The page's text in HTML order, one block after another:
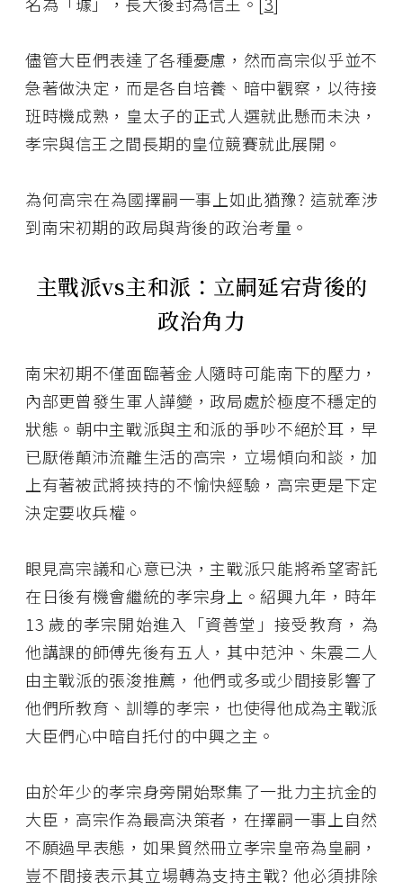
儘管大臣們表達了各種憂慮，然而高宗似乎並不
急著做決定，而是各自培養、暗中觀察，以待接
班時機成熟，皇太子的正式人選就此懸而未決，
孝宗與信王之間長期的皇位競賽就此展開。
為何高宗在為國擇嗣一事上如此猶豫? 這就牽涉
到南宋初期的政局與背後的政治考量。
主戰派vs主和派：立嗣延宕背後的
政治角力
南宋初期不僅面臨著金人隨時可能南下的壓力，
內部更曾發生軍人譁變，政局處於極度不穩定的
狀態。朝中主戰派與主和派的爭吵不絕於耳，早
已厭倦顛沛流離生活的高宗，立場傾向和談，加
上有著被武將挾持的不愉快經驗，高宗更是下定
決定要收兵權。
眼見高宗議和心意已決，主戰派只能將希望寄託
在日後有機會繼統的孝宗身上。紹興九年，時年
13 歲的孝宗開始進入「資善堂」接受教育，為
他講課的師傅先後有五人，其中范沖、朱震二人
由主戰派的張浚推薦，他們或多或少間接影響了
他們所教育、訓導的孝宗，也使得他成為主戰派
大臣們心中暗自托付的中興之主。
由於年少的孝宗身旁開始聚集了一批力主抗金的
大臣，高宗作為最高決策者，在擇嗣一事上自然
不願過早表態，如果貿然冊立孝宗皇帝為皇嗣，
豈不間接表示其立場轉為支持主戰? 他必須排除